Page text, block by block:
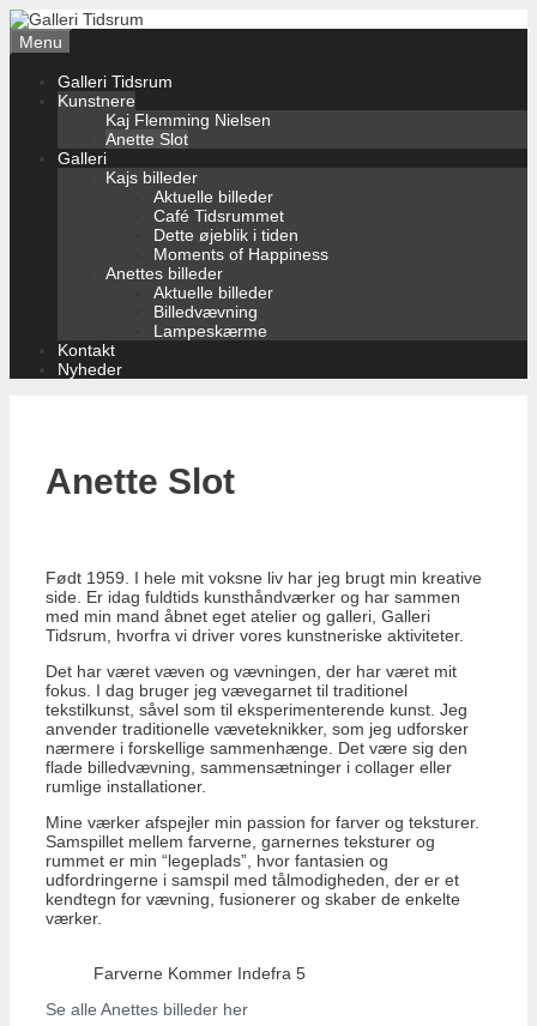
Hop
indhold
Menu
Galleri Tidsrum
Kunstnere
Kaj Flemming Nielsen
Anette Slot
Galleri
Kajs billeder
Aktuelle billeder
Café Tidsrummet
Dette øjeblik i tiden
Moments of Happiness
Anettes billeder
Aktuelle billeder
Billedvævning
Lampeskærme
Kontakt
Nyheder
Anette Slot
Født 1959. I hele mit voksne liv har jeg brugt min kreative
side. Er idag fuldtids kunsthåndværker og har sammen
med min mand åbnet eget atelier og galleri, Galleri
Tidsrum, hvorfra vi driver vores kunstneriske aktiviteter.
Det har været væven og vævningen, der har været mit
fokus. I dag bruger jeg vævegarnet til traditionel
tekstilkunst, såvel som til eksperimenterende kunst. Jeg
anvender traditionelle væveteknikker, som jeg udforsker
nærmere i forskellige sammenhænge. Det være sig den
flade billedvævning, sammensætninger i collager eller
rumlige installationer.
Mine værker afspejler min passion for farver og teksturer.
Samspillet mellem farverne, garnernes teksturer og
rummet er min “legeplads”, hvor fantasien og
udfordringerne i samspil med tålmodigheden, der er et
kendtegn for vævning, fusionerer og skaber de enkelte
værker.
Farverne Kommer Indefra 5
Se alle Anettes billeder her